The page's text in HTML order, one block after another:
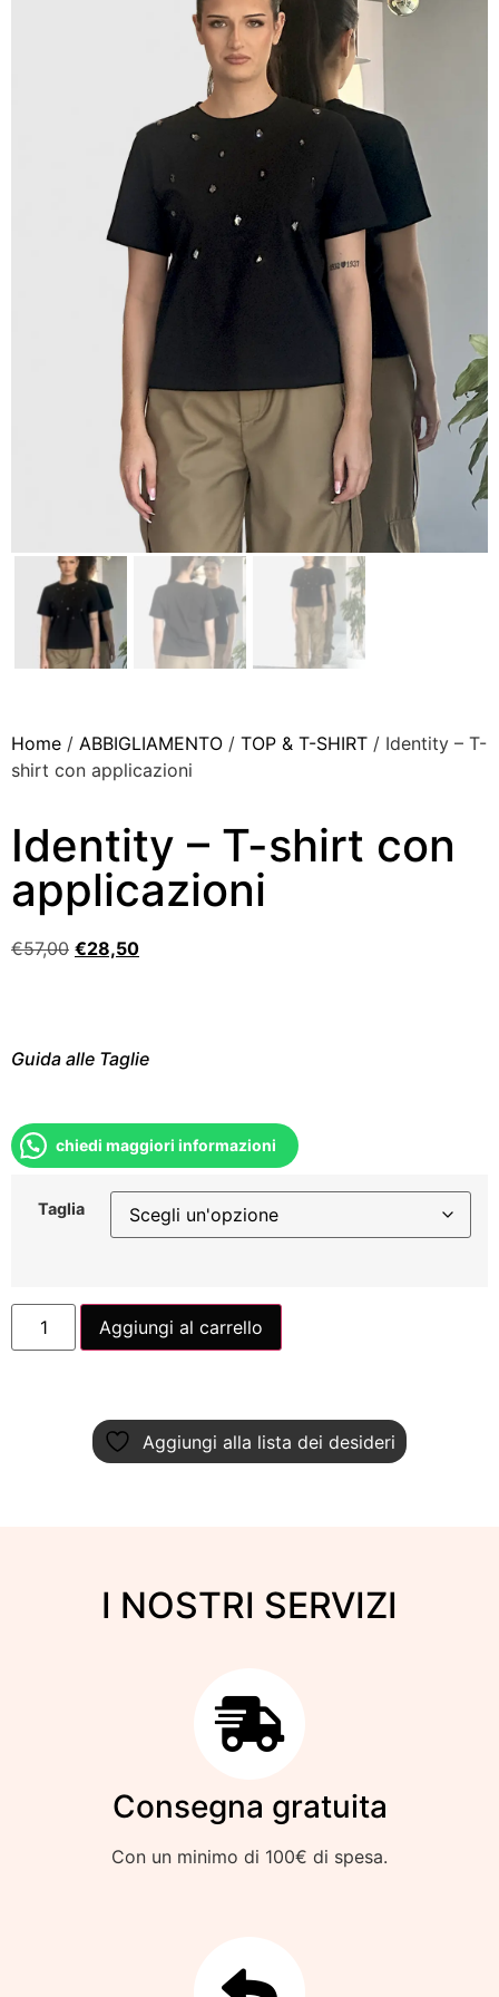
Home / ABBIGLIAMENTO / TOP & T-SHIRT / Identity – T-
shirt con applicazioni
Identity – T-shirt con
applicazioni
€57,00 €28,50
Guida alle Taglie
chiedi maggiori informazioni
Taglia
Aggiungi al carrello
Aggiungi alla lista dei desideri
I NOSTRI SERVIZI
Consegna gratuita
Con un minimo di 100€ di spesa.